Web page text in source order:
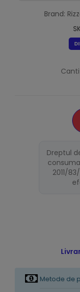
Brand:
Dreptul
2011/
Metode de